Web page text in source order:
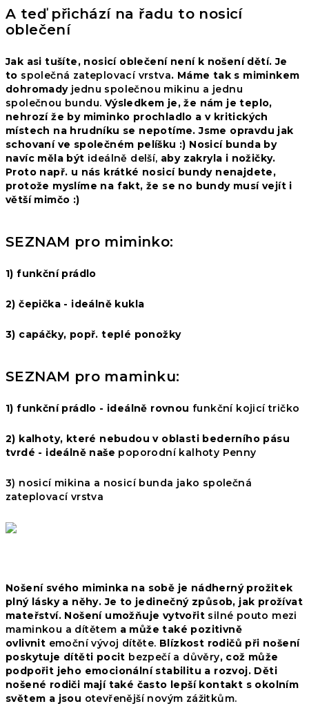
A teď přichází na řadu to nosicí
oblečení
Jak asi tušíte, nosicí oblečení není k nošení dětí. Je
to společná zateplovací vrstva. Máme tak s miminkem
dohromady jednu společnou mikinu a jednu
společnou bundu. Výsledkem je, že nám je teplo,
nehrozí že by miminko prochladlo a v kritických
místech na hrudníku se nepotíme. Jsme opravdu jak
schovaní ve společném pelíšku :) Nosicí bunda by
navíc měla být ideálně delší, aby zakryla i nožičky.
Proto např. u nás krátké nosicí bundy nenajdete,
protože myslíme na fakt, že se no bundy musí vejít i
větší mimčo :)
SEZNAM pro miminko:
1) funkční prádlo
2) čepička - ideálně kukla
3) capáčky, popř. teplé ponožky
SEZNAM pro maminku:
1) funkční prádlo - ideálně rovnou funkční kojicí tričko
2) kalhoty, které nebudou v oblasti bederního pásu
tvrdé - ideálně naše poporodní kalhoty Penny
3) nosicí mikina a nosicí bunda jako společná
zateplovací vrstva
Nošení svého miminka na sobě je nádherný prožitek
plný lásky a něhy. Je to jedinečný způsob, jak prožívat
mateřství. Nošení umožňuje vytvořit silné pouto mezi
maminkou a dítětem a může také pozitivně
ovlivnit emoční vývoj dítěte. Blízkost rodičů při nošení
poskytuje dítěti pocit bezpečí a důvěry, což může
podpořit jeho emocionální stabilitu a rozvoj. Děti
nošené rodiči mají také často lepší kontakt s okolním
světem a jsou otevřenější novým zážitkům.